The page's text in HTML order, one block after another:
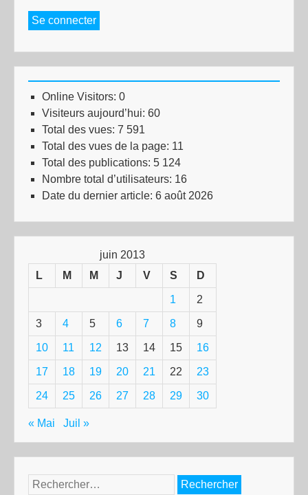
Se connecter
Online Visitors: 0
Visiteurs aujourd’hui: 60
Total des vues: 7 591
Total des vues de la page: 11
Total des publications: 5 124
Nombre total d’utilisateurs: 16
Date du dernier article: 6 août 2026
juin 2013
L
M M J V S D
1 2
3 4 5 6 7 8 9
10 11 12 13 14 15 16
17 18 19 20 21 22 23
24 25 26 27 28 29 30
« Mai Juil »
Rechercher :